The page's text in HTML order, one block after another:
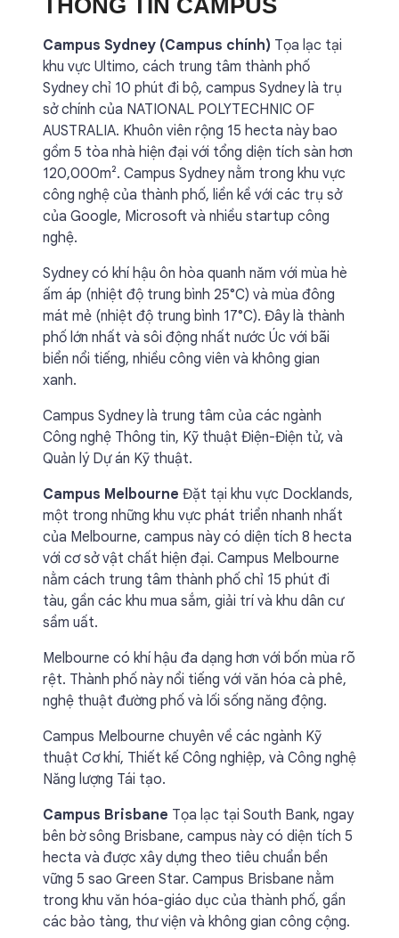
THÔNG TIN CAMPUS
Campus Sydney (Campus chính) Tọa lạc tại
khu vực Ultimo, cách trung tâm thành phố
Sydney chỉ 10 phút đi bộ, campus Sydney là trụ
sở chính của NATIONAL POLYTECHNIC OF
AUSTRALIA. Khuôn viên rộng 15 hecta này bao
gồm 5 tòa nhà hiện đại với tổng diện tích sàn hơn
120,000m². Campus Sydney nằm trong khu vực
công nghệ của thành phố, liền kề với các trụ sở
của Google, Microsoft và nhiều startup công
nghệ.
Sydney có khí hậu ôn hòa quanh năm với mùa hè
ấm áp (nhiệt độ trung bình 25°C) và mùa đông
mát mẻ (nhiệt độ trung bình 17°C). Đây là thành
phố lớn nhất và sôi động nhất nước Úc với bãi
biển nổi tiếng, nhiều công viên và không gian
xanh.
Campus Sydney là trung tâm của các ngành
Công nghệ Thông tin, Kỹ thuật Điện-Điện tử, và
Quản lý Dự án Kỹ thuật.
Campus Melbourne Đặt tại khu vực Docklands,
một trong những khu vực phát triển nhanh nhất
của Melbourne, campus này có diện tích 8 hecta
với cơ sở vật chất hiện đại. Campus Melbourne
nằm cách trung tâm thành phố chỉ 15 phút đi
tàu, gần các khu mua sắm, giải trí và khu dân cư
sầm uất.
Melbourne có khí hậu đa dạng hơn với bốn mùa rõ
rệt. Thành phố này nổi tiếng với văn hóa cà phê,
nghệ thuật đường phố và lối sống năng động.
Campus Melbourne chuyên về các ngành Kỹ
thuật Cơ khí, Thiết kế Công nghiệp, và Công nghệ
Năng lượng Tái tạo.
Campus Brisbane Tọa lạc tại South Bank, ngay
bên bờ sông Brisbane, campus này có diện tích 5
hecta và được xây dựng theo tiêu chuẩn bền
vững 5 sao Green Star. Campus Brisbane nằm
trong khu văn hóa-giáo dục của thành phố, gần
các bảo tàng, thư viện và không gian công cộng.